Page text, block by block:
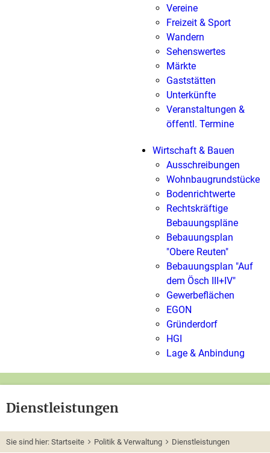
Vereine
Freizeit & Sport
Wandern
Sehenswertes
Märkte
Gaststätten
Unterkünfte
Veranstaltungen &
öffentl. Termine
Wirtschaft & Bauen
Ausschreibungen
Wohnbaugrundstücke
Bodenrichtwerte
Rechtskräftige
Bebauungspläne
Bebauungsplan
"Obere Reuten"
Bebauungsplan "Auf
dem Ösch III+IV"
Gewerbeflächen
EGON
Gründerdorf
HGI
Lage & Anbindung
Dienstleistungen
Sie sind hier: Startseite Politik & Verwaltung Dienstleistungen